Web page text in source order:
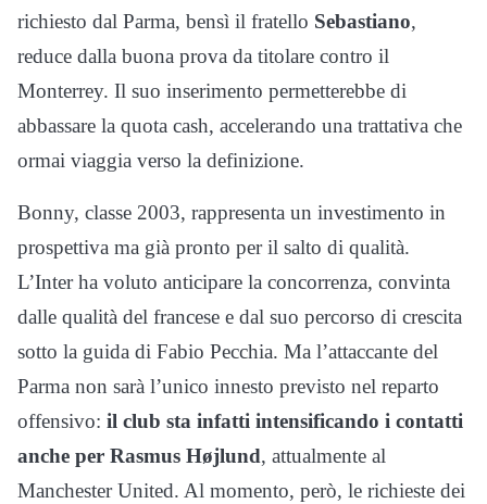
richiesto dal Parma, bensì il fratello Sebastiano,
reduce dalla buona prova da titolare contro il
Monterrey. Il suo inserimento permetterebbe di
abbassare la quota cash, accelerando una trattativa che
ormai viaggia verso la definizione.
Bonny, classe 2003, rappresenta un investimento in
prospettiva ma già pronto per il salto di qualità.
L’Inter ha voluto anticipare la concorrenza, convinta
dalle qualità del francese e dal suo percorso di crescita
sotto la guida di Fabio Pecchia. Ma l’attaccante del
Parma non sarà l’unico innesto previsto nel reparto
offensivo: il club sta infatti intensificando i contatti
anche per Rasmus Højlund, attualmente al
Manchester United. Al momento, però, le richieste dei